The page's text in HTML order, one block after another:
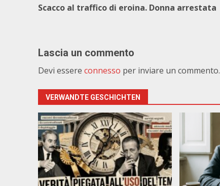
Scacco al traffico di eroina. Donna arrestata
Lascia un commento
Devi essere connesso per inviare un commento.
VERWANDTE GESCHICHTEN